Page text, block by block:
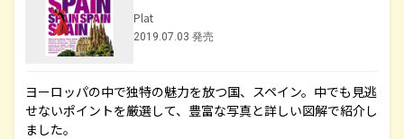
Plat
2019.07.03 発売
ヨーロッパの中で独特の魅力を放つ国、スペイン。中でも見逃
せないポイントを厳選して、豊富な写真と詳しい図解で紹介し
ました。